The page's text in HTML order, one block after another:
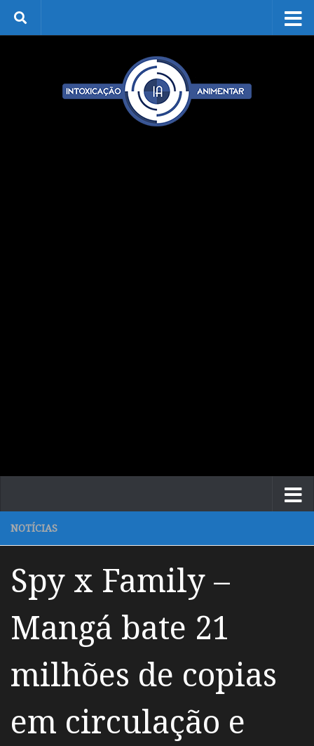
Skip to content
NOTÍCIAS
Spy x Family –
Mangá bate 21
milhões de copias
em circulação e